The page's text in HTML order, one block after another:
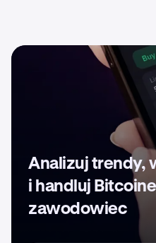
Analizuj trendy,
i handluj
zawodowiec